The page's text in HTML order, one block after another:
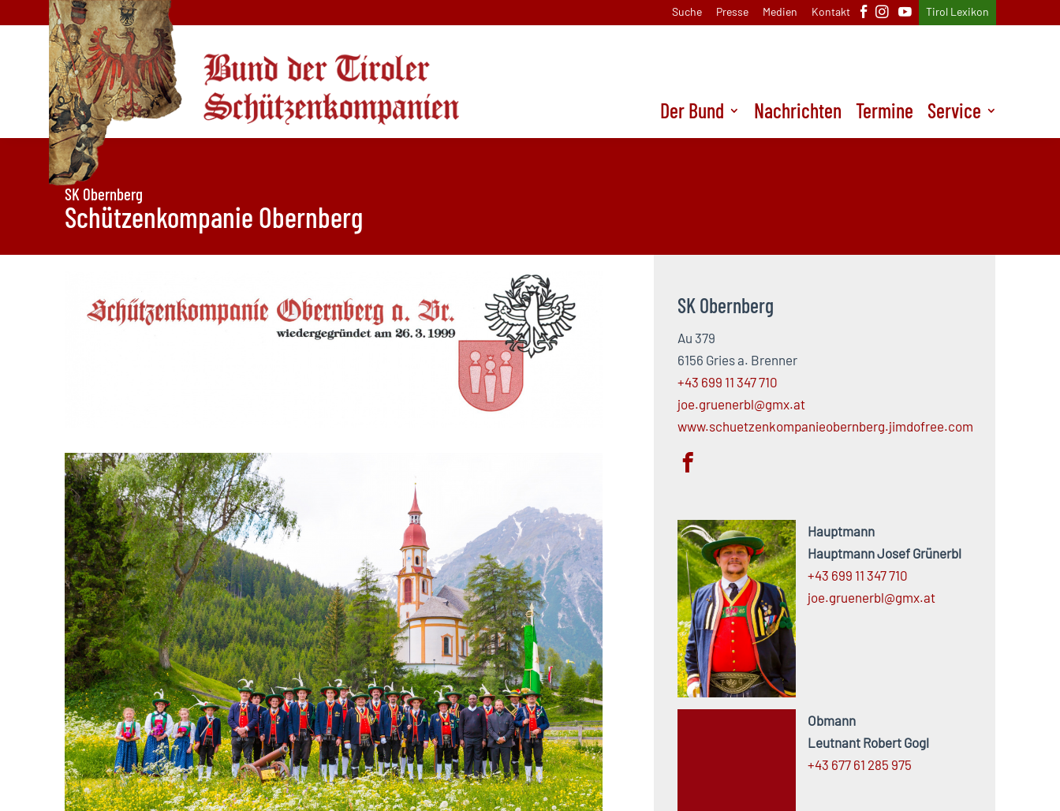
Suche Presse Medien Kontakt Tirol Lexikon
Der Bund Nachrichten Termine Service
SK Obernberg
Schützenkompanie Obernberg
SK Obernberg
Au 379
6156 Gries a. Brenner
+43 699 11 347 710
joe.gruenerbl@gmx.at
www.schuetzenkompanieobernberg.jimdofree.com
Hauptmann
Hauptmann Josef Grünerbl
+43 699 11 347 710
joe.gruenerbl@gmx.at
Obmann
Leutnant Robert Gogl
+43 677 61 285 975